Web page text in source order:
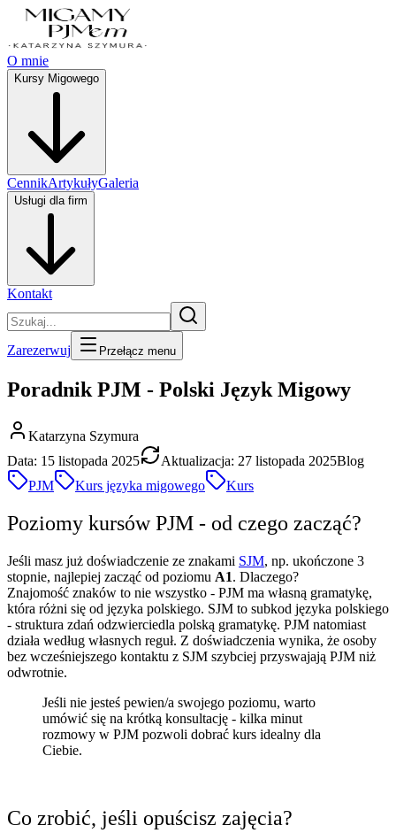
O mnie
Kursy Migowego
CennikArtykułyGaleria
Usługi dla firm
Kontakt
Zarezerwuj Przełącz menu
Poradnik PJM - Polski Język Migowy
Katarzyna Szymura
Data: 15 listopada 2025 Aktualizacja: 27 listopada 2025Blog
PJM
Kurs języka migowego Kurs
Poziomy kursów PJM - od czego zacząć?
Jeśli masz już doświadczenie ze znakami SJM, np. ukończone 3
stopnie, najlepiej zacząć od poziomu A1. Dlaczego?
Znajomość znaków to nie wszystko - PJM ma własną gramatykę,
która różni się od języka polskiego. SJM to subkod języka polskiego
- struktura zdań odzwierciedla polską gramatykę. PJM natomiast
działa według własnych reguł. Z doświadczenia wynika, że osoby
bez wcześniejszego kontaktu z SJM szybciej przyswajają PJM niż
odwrotnie.
Jeśli nie jesteś pewien/a swojego poziomu, warto
umówić się na krótką konsultację - kilka minut
rozmowy w PJM pozwoli dobrać kurs idealny dla
Ciebie.
Co zrobić, jeśli opuścisz zajęcia?